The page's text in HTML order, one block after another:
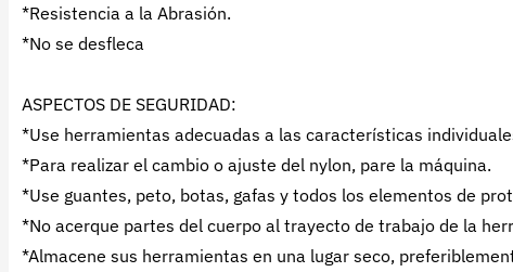
*Resistencia a la Abrasión.
*No se desfleca
ASPECTOS DE SEGURIDAD:
*Use herramientas adecuadas a las características
*Para realizar el cambio o ajuste del nylon, pare la máquina.
*Use guantes, peto, botas, gafas y todos los elementos de
*No acerque partes del cuerpo al trayecto de trabajo de la
*Almacene sus herramientas en una lugar seco,